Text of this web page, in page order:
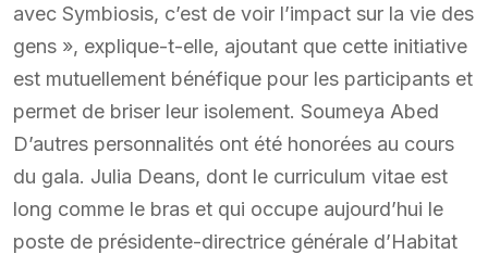
avec Symbiosis, c’est de voir l’impact sur la vie des
gens », explique-t-elle, ajoutant que cette initiative
est mutuellement bénéfique pour les participants et
permet de briser leur isolement. Soumeya Abed
D’autres personnalités ont été honorées au cours
du gala. Julia Deans, dont le curriculum vitae est
long comme le bras et qui occupe aujourd’hui le
poste de présidente-directrice générale d’Habitat